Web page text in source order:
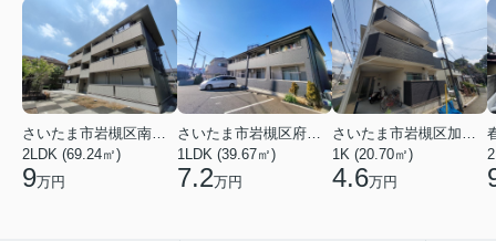
さいたま市岩槻区南平野４丁目
2LDK (69.24㎡)
9万円
さいたま市岩槻区府内１丁目
1LDK (39.67㎡)
7.2万円
さいたま市岩槻区加倉１丁目
1K (20.70㎡)
4.6万円